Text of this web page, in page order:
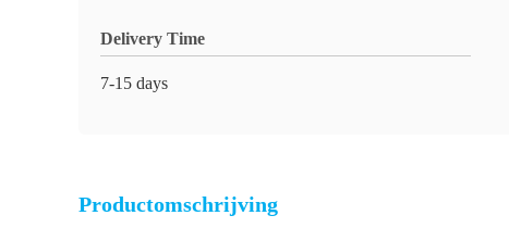
Delivery Time
7-15 days
Productomschrijving